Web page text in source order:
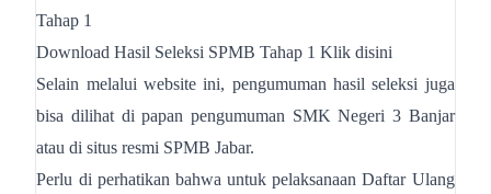
Tahap 1
Download Hasil Seleksi SPMB Tahap 1 Klikdisini
Selain melalui website ini, pengumuman hasil seleksi juga
bisa dilihat di papan pengumuman SMK Negeri 3 Banjar
atau di situs resmi SPMB Jabar.
Perlu di perhatikan bahwa untuk pelaksanaan Daftar Ulang